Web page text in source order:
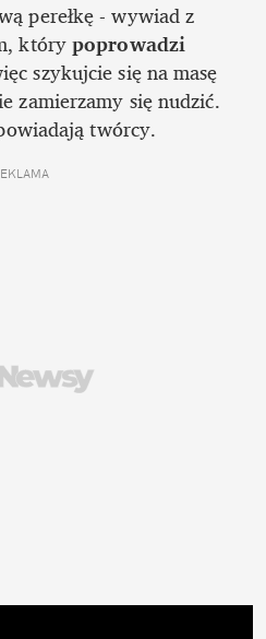
perełkę - wywiad z
który poprowadzi
szykujcie się na masę
zamierzamy się nudzić.
twórcy.